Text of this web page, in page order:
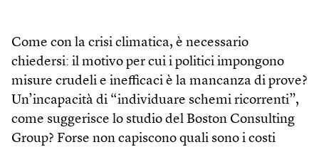
Come con la crisi climatica, è necessario
chiedersi: il motivo per cui i politici impongono
misure crudeli e inefficaci è la mancanza di prove?
Un’incapacità di “individuare schemi ricorrenti”,
come suggerisce lo studio del Boston Consulting
Group? Forse non capiscono quali sono i costi